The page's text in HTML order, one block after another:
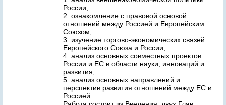
России;
2. ознакомление с правовой основой
отношений между Россией и Европейским
Союзом;
3. изучение торгово-экономических связей
Европейского Союза и России;
4. анализ основных совместных проектов
России и ЕС в области науки, инноваций и
развития;
5. анализ основных направлений и
перспектив развития отношений между ЕС и
Россией.